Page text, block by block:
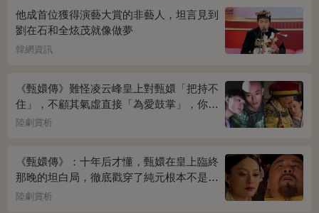
他成首位獲得演藝大賞的非藝人，坦言見到
劉在石和全炫茂就像做夢
韓網資訊
《甄嬛傳》難怪凌云峰皇上對甄嬛「把持不
住」，不顧其氣虛直接「為愛鼓掌」，你看
桌上放的啥？簡直一目了然
陸劇賞析
《甄嬛傳》：十年后才懂，甄嬛在皇上臨終
那晚的坦白局，徹底戳穿了純元根本不是被
宜修害死的真相！
陸劇賞析